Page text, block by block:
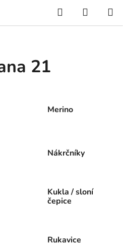
Hledat
KOŠÍK
21
Merino
Nákrčníky
Kukla / sloní
čepice
Rukavice